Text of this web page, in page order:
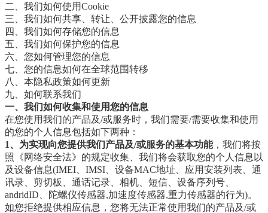
二、我们如何使用Cookie
三、我们如何共享、转让、公开披露您的信息
四、我们如何存储您的信息
五、我们如何保护您的信息
六、您如何管理您的信息
七、您的信息如何在全球范围转移
八、本隐私政策如何更新
九、如何联系我们
一、我们如何收集和使用您的信息
在您使用我们的产品及/或服务时，我们需要/需要收集和使用
的您的个人信息包括如下两种：
1、为实现向您提供我们产品及/或服务的基本功能，我们将按
照《网络安全法》的规定收集、我们将会获取您的个人信息以
及设备信息(IMEI、IMSI、设备MAC地址、应用安装列表、通
讯录、剪切板、通话记录、相机、短信、设备序列号、
andridID、陀螺仪传感器,加速度传感器,重力传感器的行为)。
如您拒绝提供相应信息，您将无法正常使用我们的产品及/或